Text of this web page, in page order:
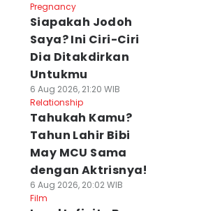
Pregnancy
Siapakah Jodoh
Saya? Ini Ciri-Ciri
Dia Ditakdirkan
Untukmu
6 Aug 2026, 21:20 WIB
Relationship
Tahukah Kamu?
Tahun Lahir Bibi
May MCU Sama
dengan Aktrisnya!
6 Aug 2026, 20:02 WIB
Film